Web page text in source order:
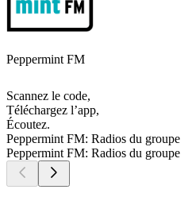
Peppermint FM
Scannez le code,
Téléchargez l’app,
Écoutez.
Peppermint FM: Radios du groupe
Peppermint FM: Radios du groupe